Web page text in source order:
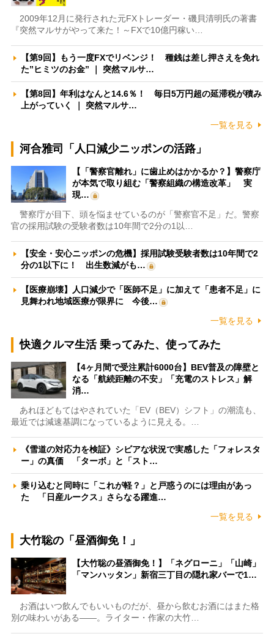
2009年12月に発行された元FXトレーダー・磯貝清明氏の著書
『突然マルサがやって来た！～FXで10億円稼い…
【第9回】もう一度FXでリベンジ！ 種銭は差し押さえを免れ
た”ヒミツのお金” ｜ 突然マルサ…
【第8回】年利はなんと14.6％！ 毎日5万円超の延滞税が積み
上がっていく ｜ 突然マルサ…
一覧を見る
河合雅司「人口減少ニッポンの活路」
【「警察官離れ」に歯止めはかかるか？】警察庁
が本気で取り組む「警察組織の構造改革」 実
現…
警察庁が目下、頭を悩ませているのが「警察官不足」だ。警察
官の採用試験の受験者数は10年間で2分の1以…
【安全・安心ニッポンの危機】採用試験受験者数は10年間で2
分の1以下に！ 出生数減がも…
【医療崩壊】人口減少で「医師不足」に加えて「患者不足」に
見舞われ地域医療が限界に 今後…
一覧を見る
快適クルマ生活 乗ってみた、使ってみた
【4ヶ月間で受注累計6000台】BEV普及の障壁と
なる「航続距離の不安」「充電のストレス」解
消…
あれほどもてはやされていた「EV（BEV）シフト」の潮流も、
最近では減速基調になっているように見える。…
《雪道の対応力を検証》シビアな状況で実感した「フォレスタ
ー」の真価 「ターボ」と「スト…
乗り込むと同時に「これが軽？」と戸惑うのには理由があっ
た 「日産ルークス」さらなる躍進…
一覧を見る
大竹聡の「昼酒御免！」
【大竹聡の昼酒御免！】「ネグローニ」「山崎」
「マンハッタン」新宿三丁目の隠れ家バーで1…
お酒はいつ飲んでもいいものだが、昼から飲むお酒にはまた格
別の味わいがある――。ライター・作家の大竹…